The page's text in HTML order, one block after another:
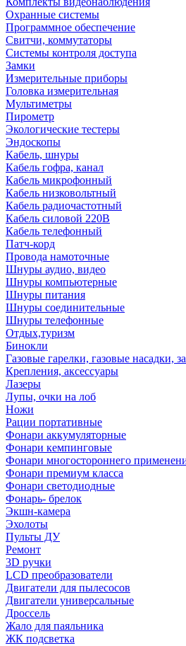
Охранные системы
Программное обеспечение
Свитчи, коммутаторы
Системы контроля доступа
Замки
Измерительные приборы
Головка измерительная
Мультиметры
Пирометр
Экологические тестеры
Эндоскопы
Кабель, шнуры
Кабель гофра, канал
Кабель микрофонный
Кабель низковольтный
Кабель радиочастотный
Кабель силовой 220В
Кабель телефонный
Патч-корд
Провода намоточные
Шнуры аудио, видео
Шнуры компьютерные
Шнуры питания
Шнуры соединительные
Шнуры телефонные
Отдых,туризм
Бинокли
Газовые гарелки, газовые насадки,
Крепления, аксессуары
Лазеры
Лупы, очки на лоб
Ножи
Рации портативные
Фонари аккумуляторные
Фонари кемпинговые
Фонари многостороннего
Фонари премиум класса
Фонари светодиодные
Фонарь- брелок
Экшн-камера
Эхолоты
Пульты ДУ
Ремонт
3D ручки
LCD преобразователи
Двигатели для пылесосов
Двигатели универсальные
Дроссель
Жало для паяльника
ЖК подсветка